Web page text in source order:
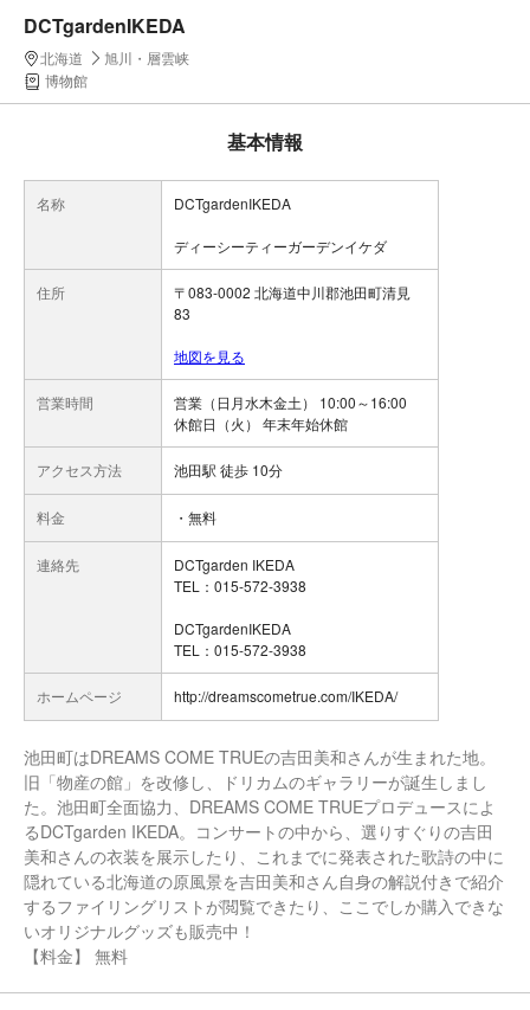
DCTgardenIKEDA
北海道
旭川・層雲峡
博物館
基本情報
名称 DCTgardenIKEDA
ディーシーティーガーデンイケダ
住所
〒083-0002 北海道中川郡池田町清見
83
地図を見る
営業時間
営業（日月水木金土） 10:00～16:00
休館日（火） 年末年始休館
アクセス方法 池田駅 徒歩 10分
料金 ・無料
連絡先
DCTgarden IKEDA
TEL：015-572-3938
DCTgardenIKEDA
TEL：015-572-3938
ホームページ http://dreamscometrue.com/IKEDA/
池田町はDREAMS COME TRUEの吉田美和さんが生まれた地。
旧「物産の館」を改修し、ドリカムのギャラリーが誕生しまし
た。池田町全面協力、DREAMS COME TRUEプロデュースによ
るDCTgarden IKEDA。コンサートの中から、選りすぐりの吉田
美和さんの衣装を展示したり、これまでに発表された歌詩の中に
隠れている北海道の原風景を吉田美和さん自身の解説付きで紹介
するファイリングリストが閲覧できたり、ここでしか購入できな
いオリジナルグッズも販売中！
【料金】 無料